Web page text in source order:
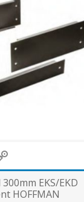
EKS/EKD
HOFFMAN